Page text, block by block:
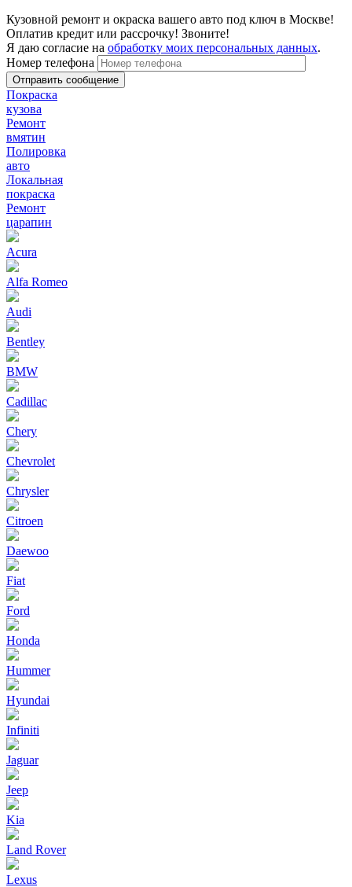
Кузовной ремонт и окраска вашего авто под ключ в Москве!
Оплатив кредит или рассрочку! Звоните!
Я даю согласие на обработку моих персональных данных.
Номер телефона
Покраска
кузова
Ремонт
вмятин
Полировка
авто
Локальная
покраска
Ремонт
царапин
Acura
Alfa Romeo
Audi
Bentley
BMW
Cadillac
Chery
Chevrolet
Chrysler
Citroen
Daewoo
Fiat
Ford
Honda
Hummer
Hyundai
Infiniti
Jaguar
Jeep
Kia
Land Rover
Lexus